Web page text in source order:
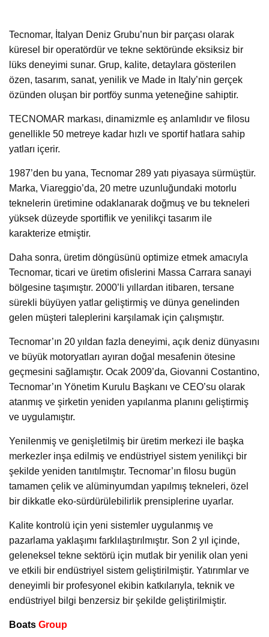
Tecnomar, İtalyan Deniz Grubu’nun bir parçası olarak
küresel bir operatördür ve tekne sektöründe eksiksiz bir
lüks deneyimi sunar. Grup, kalite, detaylara gösterilen
özen, tasarım, sanat, yenilik ve Made in Italy’nin gerçek
özünden oluşan bir portföy sunma yeteneğine sahiptir.
TECNOMAR markası, dinamizmle eş anlamlıdır ve filosu
genellikle 50 metreye kadar hızlı ve sportif hatlara sahip
yatları içerir.
1987’den bu yana, Tecnomar 289 yatı piyasaya sürmüştür.
Marka, Viareggio’da, 20 metre uzunluğundaki motorlu
teknelerin üretimine odaklanarak doğmuş ve bu tekneleri
yüksek düzeyde sportiflik ve yenilikçi tasarım ile
karakterize etmiştir.
Daha sonra, üretim döngüsünü optimize etmek amacıyla
Tecnomar, ticari ve üretim ofislerini Massa Carrara sanayi
bölgesine taşımıştır. 2000’li yıllardan itibaren, tersane
sürekli büyüyen yatlar geliştirmiş ve dünya genelinden
gelen müşteri taleplerini karşılamak için çalışmıştır.
Tecnomar’ın 20 yıldan fazla deneyimi, açık deniz dünyasını
ve büyük motoryatları ayıran doğal mesafenin ötesine
geçmesini sağlamıştır. Ocak 2009’da, Giovanni Costantino,
Tecnomar’ın Yönetim Kurulu Başkanı ve CEO’su olarak
atanmış ve şirketin yeniden yapılanma planını geliştirmiş
ve uygulamıştır.
Yenilenmiş ve genişletilmiş bir üretim merkezi ile başka
merkezler inşa edilmiş ve endüstriyel sistem yenilikçi bir
şekilde yeniden tanıtılmıştır. Tecnomar’ın filosu bugün
tamamen çelik ve alüminyumdan yapılmış tekneleri, özel
bir dikkatle eko-sürdürülebilirlik prensiplerine uyarlar.
Kalite kontrolü için yeni sistemler uygulanmış ve
pazarlama yaklaşımı farklılaştırılmıştır. Son 2 yıl içinde,
geleneksel tekne sektörü için mutlak bir yenilik olan yeni
ve etkili bir endüstriyel sistem geliştirilmiştir. Yatırımlar ve
deneyimli bir profesyonel ekibin katkılarıyla, teknik ve
endüstriyel bilgi benzersiz bir şekilde geliştirilmiştir.
Boats Group